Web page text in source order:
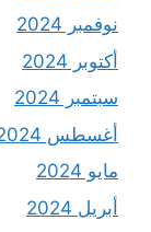
نوفمبر 2024
أكتوبر 2024
سبتمبر 2024
أغسطس 2024
مايو 2024
أبريل 2024